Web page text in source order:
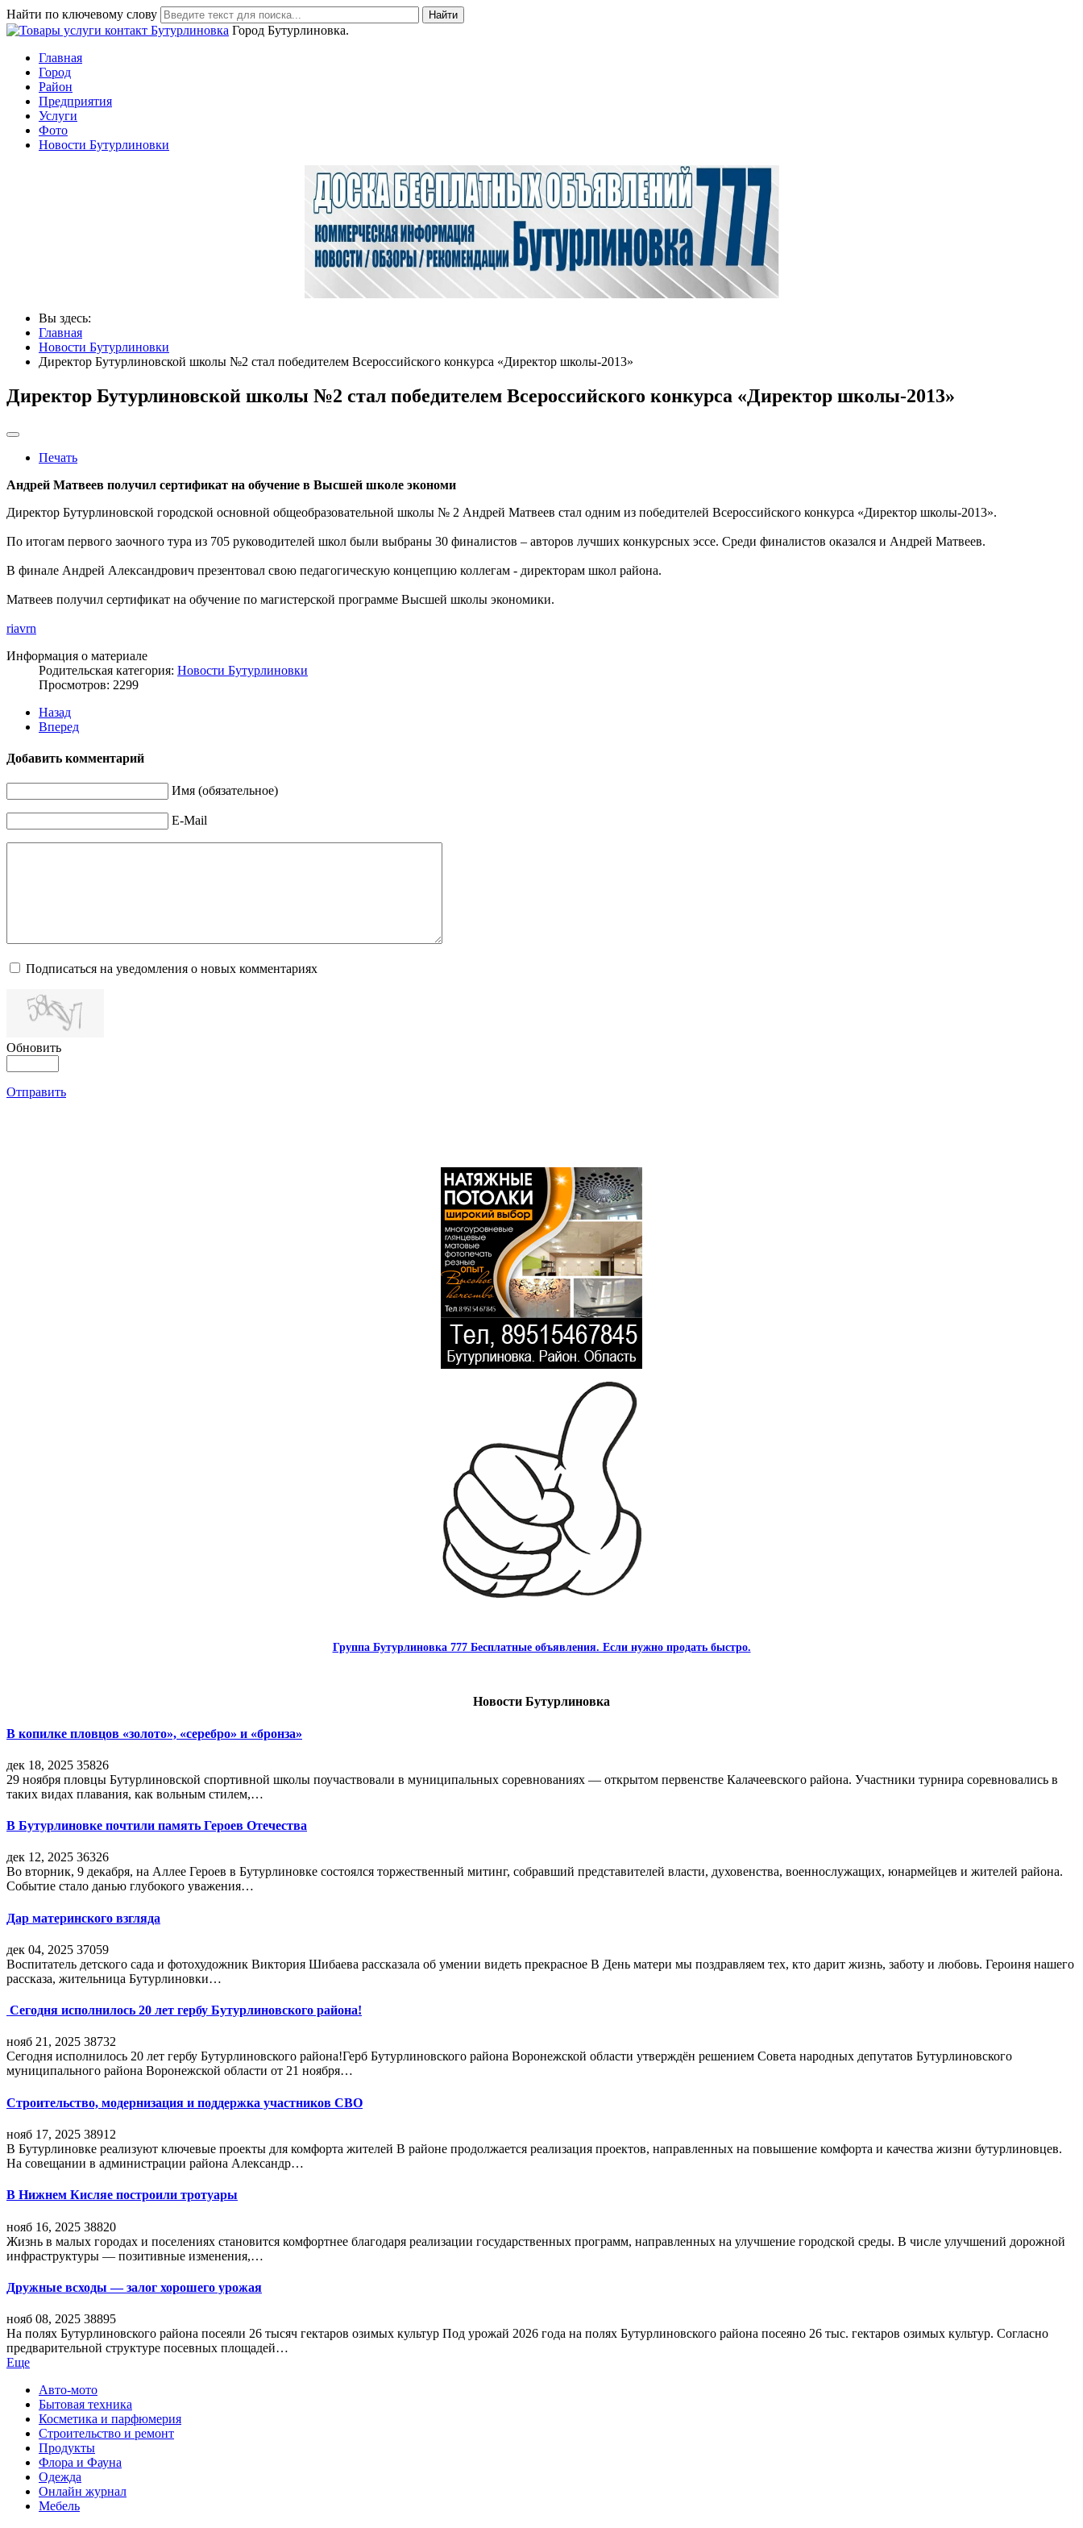
Найти по ключевому слову Найти
Город Бутурлиновка.
Главная
Город
Район
Предприятия
Услуги
Фото
Новости Бутурлиновки
Вы здесь:
Главная
Новости Бутурлиновки
Директор Бутурлиновской школы №2 стал победителем Всероссийского конкурса «Директор школы-2013»
Директор Бутурлиновской школы №2 стал победителем Всероссийского конкурса «Директор школы-2013»
Печать
Андрей Матвеев получил сертификат на обучение в Высшей школе экономи
Директор Бутурлиновской городской основной общеобразовательной школы № 2 Андрей Матвеев стал одним из победителей Всероссийского конкурса «Директор школы-2013».
По итогам первого заочного тура из 705 руководителей школ были выбраны 30 финалистов – авторов лучших конкурсных эссе. Среди финалистов оказался и Андрей Матвеев.
В финале Андрей Александрович презентовал свою педагогическую концепцию коллегам - директорам школ района.
Матвеев получил сертификат на обучение по магистерской программе Высшей школы экономики.
riavrn
Информация о материале
Родительская категория: Новости Бутурлиновки
Просмотров: 2299
Назад
Вперед
Добавить комментарий
Имя (обязательное)
E-Mail
Подписаться на уведомления о новых комментариях
Обновить
Отправить
Группа Бутурлиновка 777 Бесплатные объявления. Если нужно продать быстро.
Новости Бутурлиновка
В копилке пловцов «золото», «серебро» и «бронза»
дек 18, 2025 35826
29 ноября пловцы Бутурлиновской спортивной школы поучаствовали в муниципальных соревнованиях — открытом первенстве Калачеевского района. Участники турнира соревновались в
таких видах плавания, как вольным стилем,…
В Бутурлиновке почтили память Героев Отечества
дек 12, 2025 36326
Во вторник, 9 декабря, на Аллее Героев в Бутурлиновке состоялся торжественный митинг, собравший представителей власти, духовенства, военнослужащих, юнармейцев и жителей района.
Событие стало данью глубокого уважения…
Дар материнского взгляда
дек 04, 2025 37059
Воспитатель детского сада и фотохудожник Виктория Шибаева рассказала об умении видеть прекрасное В День матери мы поздравляем тех, кто дарит жизнь, заботу и любовь. Героиня нашего
рассказа, жительница Бутурлиновки…
Сегодня исполнилось 20 лет гербу Бутурлиновского района!
нояб 21, 2025 38732
Сегодня исполнилось 20 лет гербу Бутурлиновского района!Герб Бутурлиновского района Воронежской области утверждён решением Совета народных депутатов Бутурлиновского
муниципального района Воронежской области от 21 ноября…
Строительство, модернизация и поддержка участников СВО
нояб 17, 2025 38912
В Бутурлиновке реализуют ключевые проекты для комфорта жителей В районе продолжается реализация проектов, направленных на повышение комфорта и качества жизни бутурлиновцев.
На совещании в администрации района Александр…
В Нижнем Кисляе построили тротуары
нояб 16, 2025 38820
Жизнь в малых городах и поселениях становится комфортнее благодаря реализации государственных программ, направленных на улучшение городской среды. В числе улучшений дорожной
инфраструктуры — позитивные изменения,…
Дружные всходы — залог хорошего урожая
нояб 08, 2025 38895
На полях Бутурлиновского района посеяли 26 тысяч гектаров озимых культур Под урожай 2026 года на полях Бутурлиновского района посеяно 26 тыс. гектаров озимых культур. Согласно
предварительной структуре посевных площадей…
Еще
Авто-мото
Бытовая техника
Косметика и парфюмерия
Строительство и ремонт
Продукты
Флора и Фауна
Одежда
Онлайн журнал
Мебель